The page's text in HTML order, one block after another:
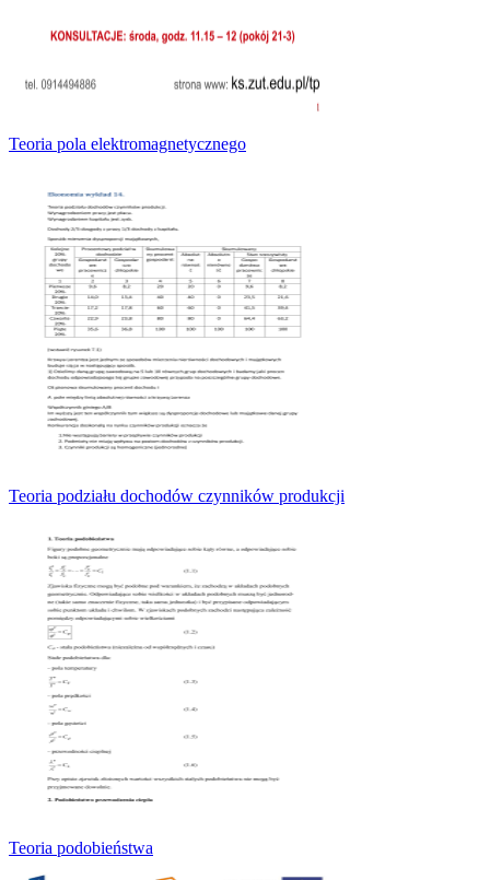
Teoria pola elektromagnetycznego
Teoria podziału dochodów czynników produkcji
Teoria podobieństwa